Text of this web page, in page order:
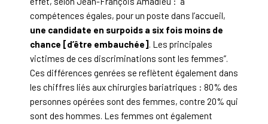
compétences égales, pour un poste dans l’accueil,
une candidate en surpoids a six fois moins de
chance [d’être embauchée] . Les principales
victimes de ces discriminations sont les femmes”.
Ces différences genrées se reflètent également dans
les chiffres liés aux chirurgies bariatriques : 80% des
personnes opérées sont des femmes, contre 20% qui
sont des hommes. Les femmes ont également